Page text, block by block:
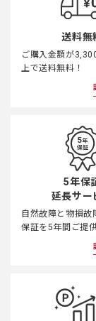
送料無
ご購入金額が
上で送料無料！
5年保
延長サー
自然故障と物損故
保証を5年間ご提